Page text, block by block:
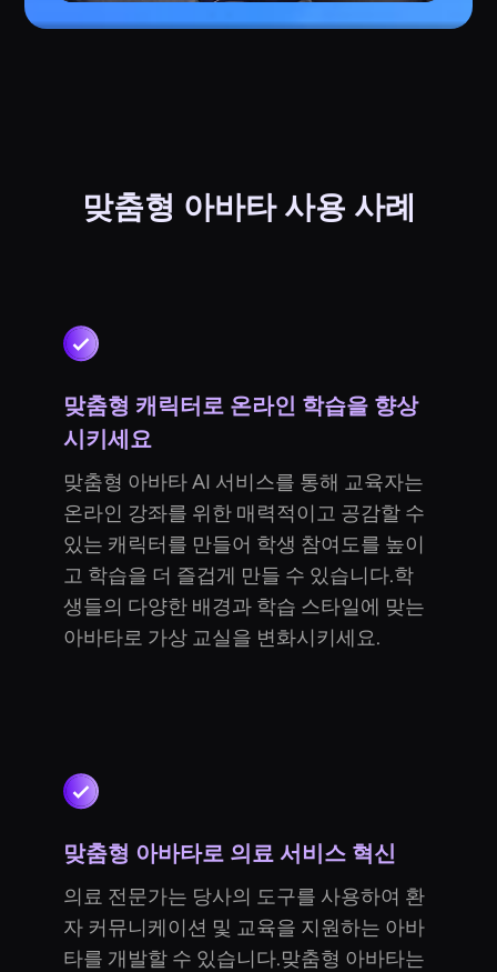
맞춤형 아바타 사용 사례
맞춤형 캐릭터로 온라인 학습을 향상
시키세요
맞춤형 아바타 AI 서비스를 통해 교육자는
온라인 강좌를 위한 매력적이고 공감할 수
있는 캐릭터를 만들어 학생 참여도를 높이
고 학습을 더 즐겁게 만들 수 있습니다.학
생들의 다양한 배경과 학습 스타일에 맞는
아바타로 가상 교실을 변화시키세요.
맞춤형 아바타로 의료 서비스 혁신
의료 전문가는 당사의 도구를 사용하여 환
자 커뮤니케이션 및 교육을 지원하는 아바
타를 개발할 수 있습니다.맞춤형 아바타는